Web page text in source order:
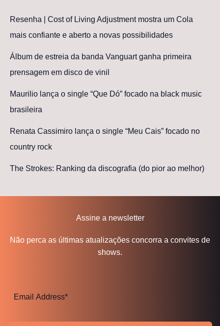
Resenha | Cost of Living Adjustment mostra um Cola
mais confiante e aberto a novas possibilidades
Álbum de estreia da banda Vanguart ganha primeira
prensagem em disco de vinil
Maurilio lança o single “Que Dó” focado na black music
brasileira
Renata Cassimiro lança o single “Meu Cais” focado no
country rock
The Strokes: Ranking da discografia (do pior ao melhor)
Assine a newsletter
Não perca as últimas atualizações concorra a convites de
shows.